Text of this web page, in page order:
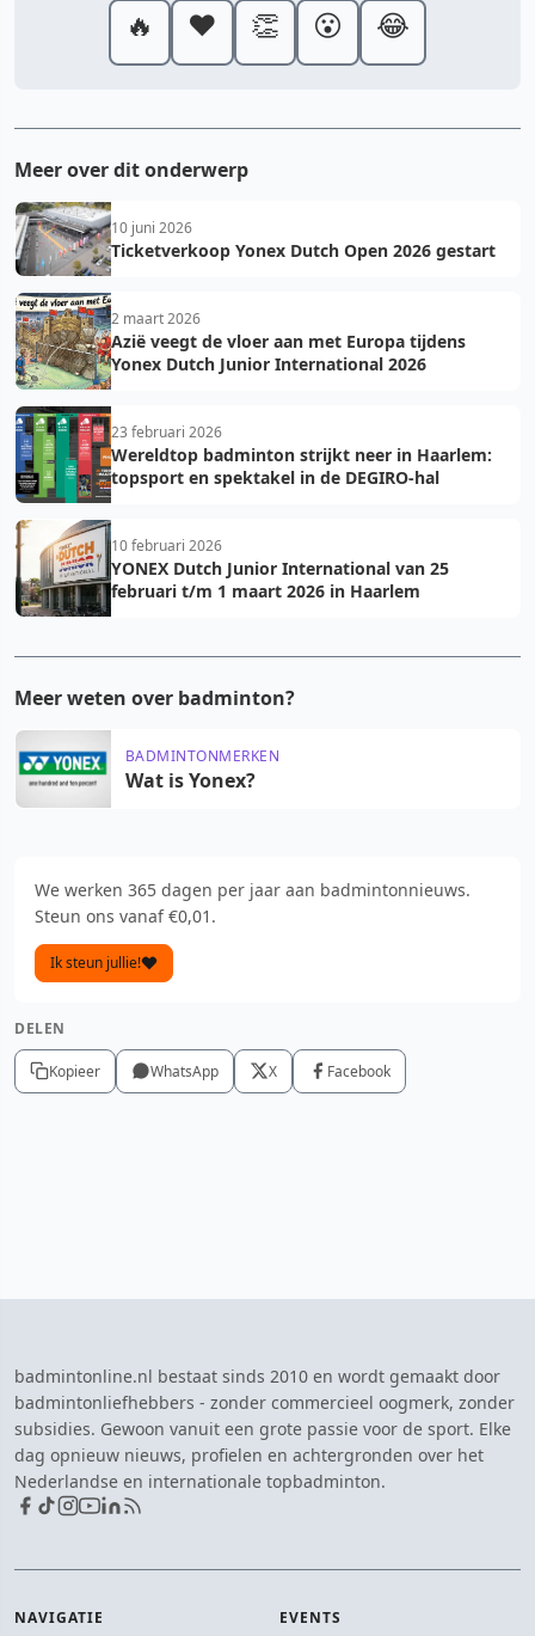
🔥 ❤️ 👏 😮 😂
Meer over dit onderwerp
10 juni 2026
Ticketverkoop Yonex Dutch Open 2026 gestart
2 maart 2026
Azië veegt de vloer aan met Europa tijdens
Yonex Dutch Junior International 2026
23 februari 2026
Wereldtop badminton strijkt neer in Haarlem:
topsport en spektakel in de DEGIRO-hal
10 februari 2026
YONEX Dutch Junior International van 25
februari t/m 1 maart 2026 in Haarlem
Meer weten over badminton?
BADMINTONMERKEN
Wat is Yonex?
We werken 365 dagen per jaar aan badmintonnieuws.
Steun ons vanaf €0,01.
Ik steun jullie!
DELEN
Kopieer WhatsApp X Facebook
badmintonline.nl bestaat sinds 2010 en wordt gemaakt door
badmintonliefhebbers - zonder commercieel oogmerk, zonder
subsidies. Gewoon vanuit een grote passie voor de sport. Elke
dag opnieuw nieuws, profielen en achtergronden over het
Nederlandse en internationale topbadminton.
NAVIGATIE EVENTS